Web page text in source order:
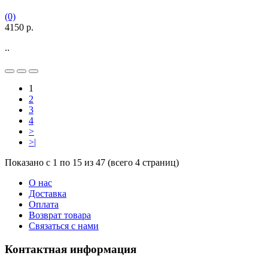
(0)
4150 р.
..
1
2
3
4
>
>|
Показано с 1 по 15 из 47 (всего 4 страниц)
О нас
Доставка
Оплата
Возврат товара
Связаться с нами
Контактная информация